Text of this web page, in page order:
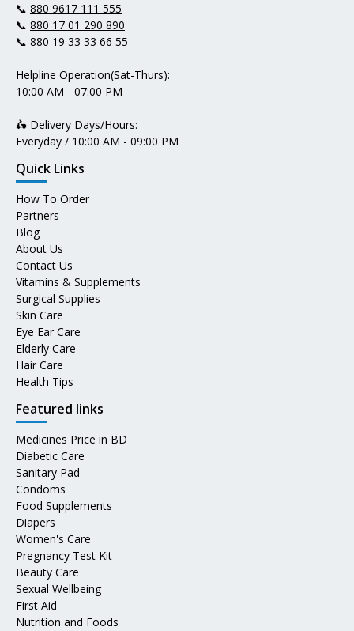
📞 880 9617 111 555
📞 880 17 01 290 890
📞 880 19 33 33 66 55
Helpline Operation(Sat-Thurs):
10:00 AM - 07:00 PM
🛵 Delivery Days/Hours:
Everyday / 10:00 AM - 09:00 PM
Quick Links
How To Order
Partners
Blog
About Us
Contact Us
Vitamins & Supplements
Surgical Supplies
Skin Care
Eye Ear Care
Elderly Care
Hair Care
Health Tips
Featured links
Medicines Price in BD
Diabetic Care
Sanitary Pad
Condoms
Food Supplements
Diapers
Women's Care
Pregnancy Test Kit
Beauty Care
Sexual Wellbeing
First Aid
Nutrition and Foods